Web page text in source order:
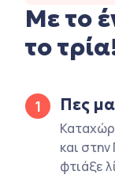
Με το
το
1 Πες
και
φτιάξε